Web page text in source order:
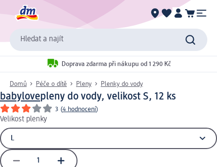
Hledat a najít
Doprava zdarma při nákupu od 1 290 Kč
Domů Péče o dítě Pleny Plenky do vody
babylovepleny do vody, velikost S, 12 ks
3 (4 hodnocení)
Velikost plenky